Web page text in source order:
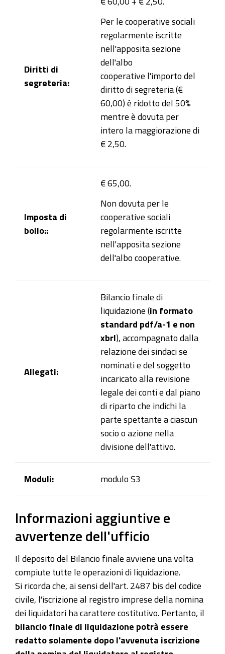
Diritti di
segreteria:
Per le cooperative sociali
regolarmente iscritte
nell'apposita sezione
dell'albo
cooperative l'importo del
diritto di segreteria (€
60,00) è ridotto del 50%
mentre è dovuta per
intero la maggiorazione di
€ 2,50.
Imposta di
bollo::
€ 65,00.
Non dovuta per le
cooperative sociali
regolarmente iscritte
nell'apposita sezione
dell'albo cooperative
Allegati:
Bilancio finale di
liquidazione (in formato
standard pdf/a-1 e non
xbrl), accompagnato dalla
relazione dei sindaci se
nominati e del soggetto
incaricato alla revisione
legale dei conti e dal piano
di riparto che indichi la
parte spettante a ciascun
socio o azione nella
divisione dell'attivo.
Moduli: modulo S3
Informazioni aggiuntive e
avvertenze dell'ufficio
Il deposito del Bilancio finale avviene una volta
compiute tutte le operazioni di liquidazione.
Si ricorda che, ai sensi dell'art. 2487 bis del codice
civile, l'iscrizione al registro imprese della nomina
dei liquidatori ha carattere costitutivo. Pertanto, il
bilancio finale di liquidazione potrà essere
redatto solamente dopo l'avvenuta iscrizione